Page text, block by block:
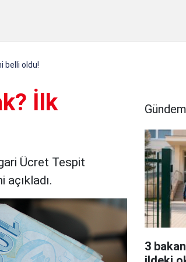
belli oldu!
İlk
Ücret Tespit
Gündem
3